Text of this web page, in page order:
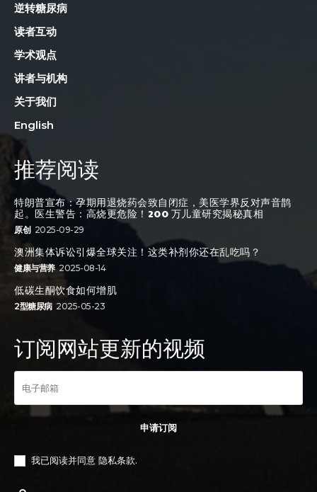
逆转糖尿病
读者互动
学术观点
讲者与机构
关于我们
English
推荐阅读
特朗普宣布：孕期用退烧药会致自闭症，美医学界反对声音鹊
起。医生警告：高烧更危险！200 万儿童研究揭秘真相
原创 2025-09-29
澳洲集体诉讼引爆全球关注！这类补剂你还在乱吃吗？
健康与营养 2025-08-14
低碳生酮饮食如何增肌
2型糖尿病 2025-05-23
订阅网站更新的视频
申请订阅
我已阅读并同意 隐私条款.